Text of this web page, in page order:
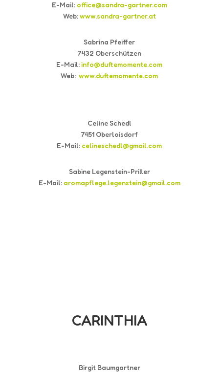
E-Mail: office@sandra-gartner.com
Web:www.sandra-gartner.at
Sabrina Pfeiffer
7432 Oberschützen
E-Mail:info@duftemomente.com
Web:www.duftemomente.com
Celine Schedl
7451 Oberloisdorf
E-Mail: celineschedl@gmail.com
Sabine Legenstein-Priller
E-Mail:aromapflege.legenstein@gmail.com
CARINTHIA
Birgit Baumgartner